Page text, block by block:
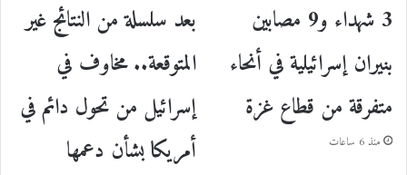
3 شهداء و9 مصابين
بنيران إسرائيلية في أنحاء
متفرقة من قطاع غزة
منذ 6 ساعات
بعد سلسلة من النتائج غير
المتوقعة.. مخاوف في
إسرائيل من تحول دائم في
أمريكا بشأن دعمها